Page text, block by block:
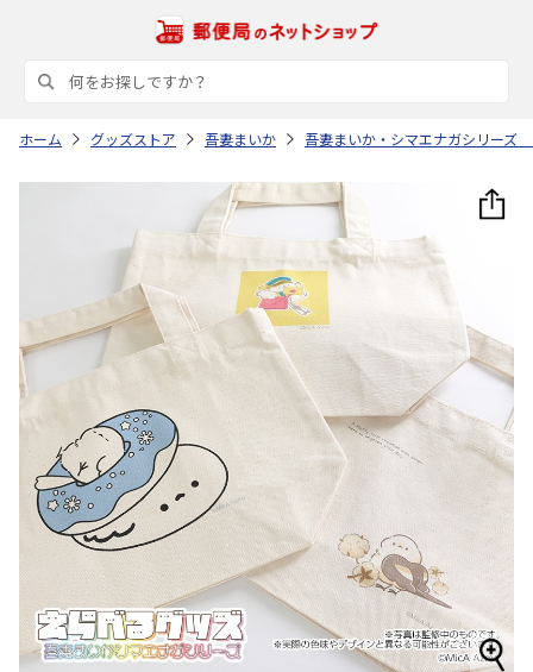
ホーム グッズストア 吾妻まいか 吾妻まいか・シマエナガシリーズ